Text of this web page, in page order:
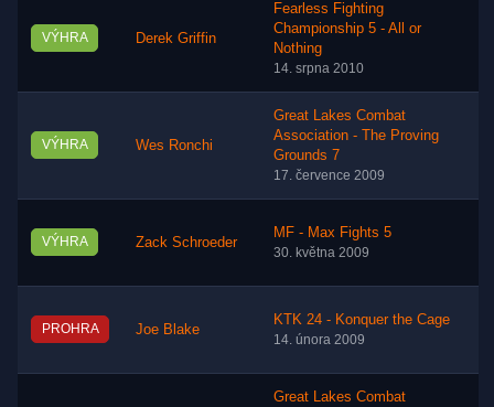
VÝHRA Derek Griffin
Fearless Fighting
Championship 5 - All or
Nothing
14. srpna 2010
VÝHRA Wes Ronchi
Great Lakes Combat
Association - The Proving
Grounds 7
17. července 2009
VÝHRA Zack Schroeder
MF - Max Fights 5
30. května 2009
PROHRA Joe Blake
KTK 24 - Konquer the Cage
14. února 2009
Great Lakes Combat